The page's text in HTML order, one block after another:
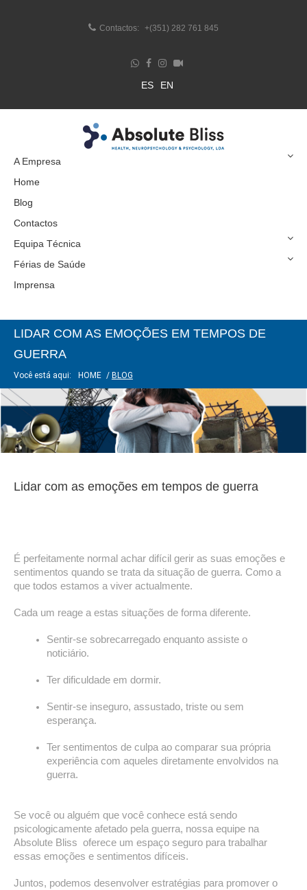
Contactos: +(351) 282 761 845
ES EN
A Empresa
Home
Blog
Contactos
Equipa Técnica
Férias de Saúde
Imprensa
LIDAR COM AS EMOÇÕES EM TEMPOS DE
GUERRA
Você está aqui: HOME / BLOG
Lidar com as emoções em tempos de guerra
É perfeitamente normal achar difícil gerir as suas emoções e
sentimentos quando se trata da situação de guerra. Como a
que todos estamos a viver actualmente.
Cada um reage a estas situações de forma diferente.
Sentir-se sobrecarregado enquanto assiste o
noticiário.
Ter dificuldade em dormir.
Sentir-se inseguro, assustado, triste ou sem
esperança.
Ter sentimentos de culpa ao comparar sua própria
experiência com aqueles diretamente envolvidos na
guerra.
Se você ou alguém que você conhece está sendo
psicologicamente afetado pela guerra, nossa equipe na
Absolute Bliss  oferece um espaço seguro para trabalhar
essas emoções e sentimentos difíceis.
Juntos, podemos desenvolver estratégias para promover o